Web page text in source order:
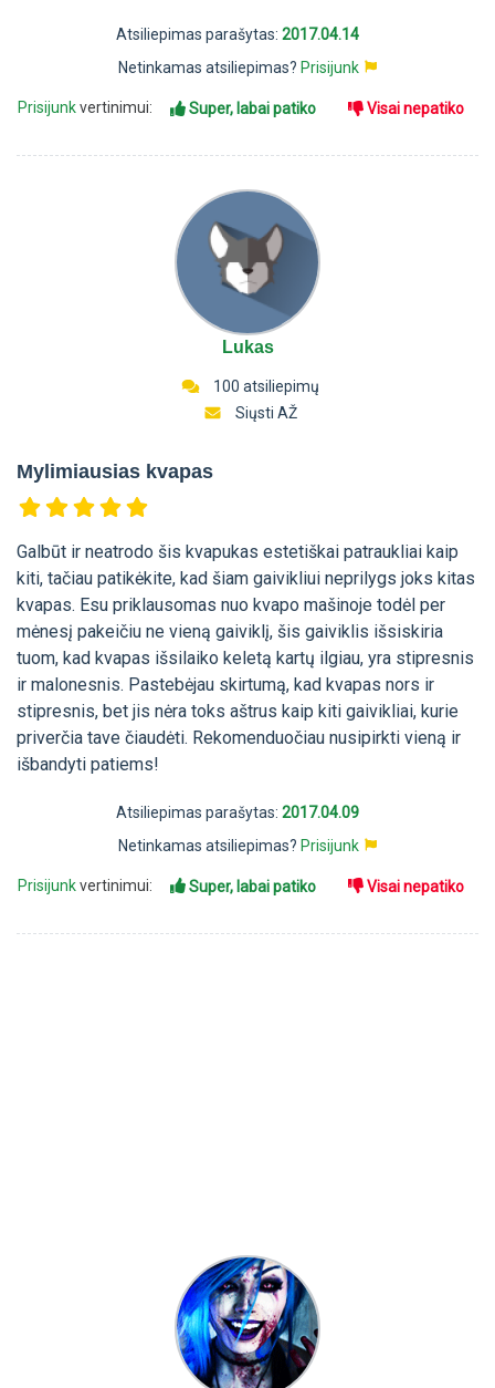
Atsiliepimas parašytas: 2017.04.14
Netinkamas atsiliepimas? Prisijunk
Prisijunkvertinimui: Super, labai patiko Visai nepatiko
Lukas
100 atsiliepimų
Siųsti AŽ
Mylimiausias kvapas
Galbūt ir neatrodo šis kvapukas estetiškai patraukliai kaip
kiti, tačiau patikėkite, kad šiam gaivikliui neprilygs joks kitas
kvapas. Esu priklausomas nuo kvapo mašinoje todėl per
mėnesį pakeičiu ne vieną gaiviklį, šis gaiviklis išsiskiria
tuom, kad kvapas išsilaiko keletą kartų ilgiau, yra stipresnis
ir malonesnis. Pastebėjau skirtumą, kad kvapas nors ir
stipresnis, bet jis nėra toks aštrus kaip kiti gaivikliai, kurie
priverčia tave čiaudėti. Rekomenduočiau nusipirkti vieną ir
išbandyti patiems!
Atsiliepimas parašytas: 2017.04.09
Netinkamas atsiliepimas? Prisijunk
Prisijunkvertinimui: Super, labai patiko Visai nepatiko